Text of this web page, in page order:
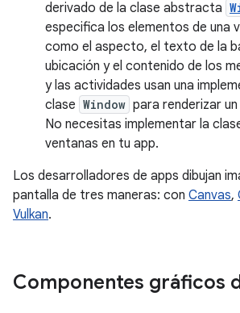
derivado de la clase abstracta
especifica los elementos de una
como el aspecto, el texto de la
ubicación y el contenido de los
y las actividades usan una
clase Window para renderizar
No necesitas implementar la
ventanas en tu app.
Los desarrolladores de apps dibujan
pantalla de tres maneras: con Canvas,
Vulkan.
Componentes gráficos